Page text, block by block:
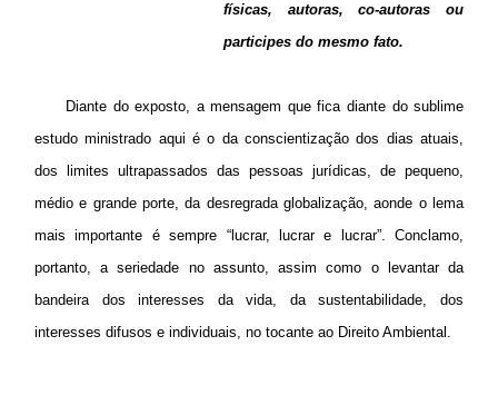
físicas, autoras, co-autoras ou
participes do mesmo fato.
Diante do exposto, a mensagem que fica diante do sublime
estudo ministrado aqui é o da conscientização dos dias atuais,
dos limites ultrapassados das pessoas jurídicas, de pequeno,
médio e grande porte, da desregrada globalização, aonde o lema
mais importante é sempre “lucrar, lucrar e lucrar”. Conclamo,
portanto, a seriedade no assunto, assimcomo o levantar da
bandeira dos interesses da vida, da sustentabilidade, dos
interesses difusos e individuais, no tocante ao Direito Ambiental.